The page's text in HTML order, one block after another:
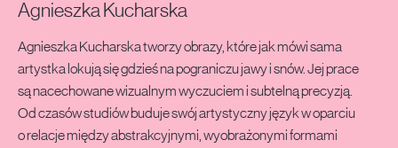
Agnieszka Kucharska
Agnieszka Kucharska tworzy obrazy, które jak mówi sama
artystka lokują się gdzieś na pograniczu jawy i snów. Jej prace
są nacechowane wizualnym wyczuciem i subtelną precyzją.
Od czasów studiów buduje swój artystyczny język w oparciu
o relacje między abstrakcyjnymi, wyobrażonymi formami